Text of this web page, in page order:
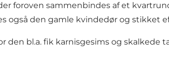
foroven sammenbindes af et
også den gamle kvindedør og
den bl.a. fik karnisgesims og skalkede